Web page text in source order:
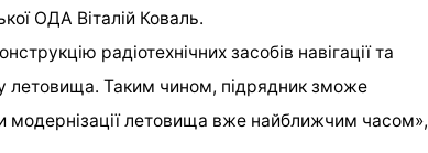
ОДА Віталій Коваль.
радіотехнічних засобів навігації та
летовища. Таким чином, підрядник зможе
модернізації летовища вже найближчим часом»,